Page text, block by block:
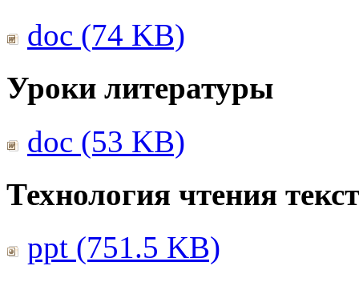
doc (74 KB)
Уроки литературы
doc (53 KB)
Технология чтения
ppt (751.5 KB)